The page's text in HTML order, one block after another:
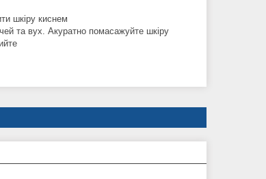
шкіру киснем
та вух. Акуратно помасажуйте шкіру